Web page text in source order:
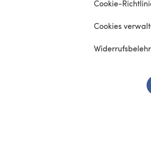
Cookie-
Cookies